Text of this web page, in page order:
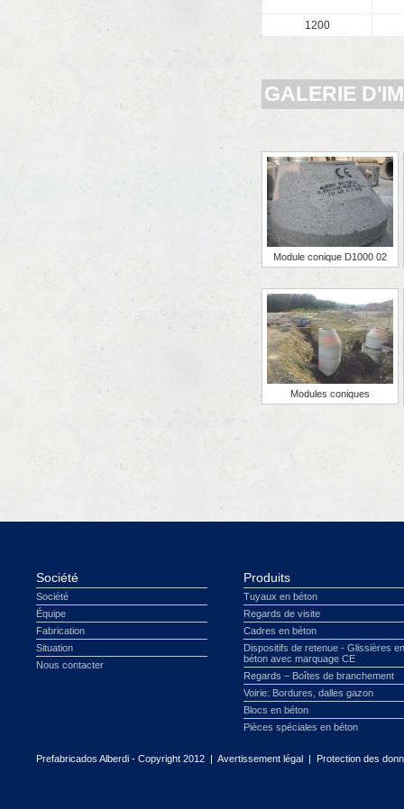
1200
GALERIE
Module conique D1000 02
Modules coniques
Société
Société
Équipe
Fabrication
Situation
Nous contacter
Produits
Tuyaux en béton
Regards de visite
Cadres en béton
Dispositifs de retenue - Glissières en
béton avec marquage CE
Regards – Boîtes de branchement
Voirie: Bordures, dalles gazon
Blocs en béton
Pièces spéciales en béton
Prefabricados Alberdi - Copyright 2012 | Avertissement légal | Protection des